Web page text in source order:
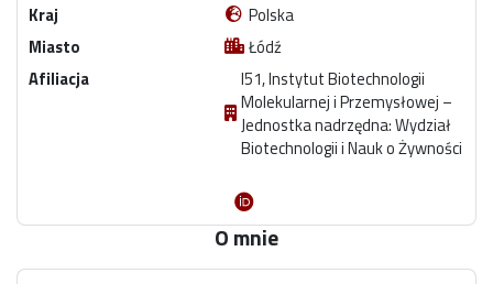
Kraj
Polska
Miasto
Łódź
Afiliacja
I51, Instytut Biotechnologii
Molekularnej i Przemysłowej –
Jednostka nadrzędna: Wydział
Biotechnologii i Nauk o Żywności
O mnie